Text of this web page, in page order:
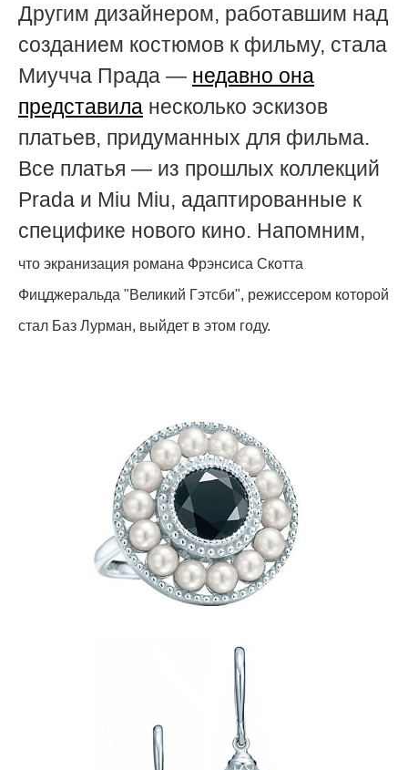
Другим дизайнером, работавшим над
созданием костюмов к фильму, стала
Миучча Прада — недавно она
представила несколько эскизов
платьев, придуманных для фильма.
Все платья — из прошлых коллекций
Prada и Miu Miu, адаптированные к
специфике нового кино. Напомним,
что экранизация романа Фрэнсиса Скотта
Фицджеральда "Великий Гэтсби", режиссером которой
стал Баз Лурман, выйдет в этом году.